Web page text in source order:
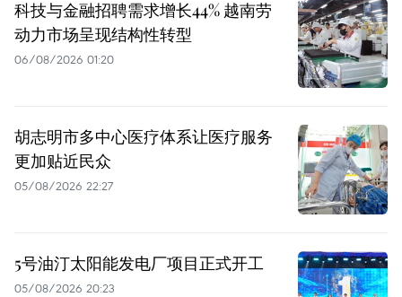
科技与金融招聘需求增长44% 越南劳
动力市场呈现结构性转型
06/08/2026 01:20
胡志明市多中心医疗体系让医疗服务
更加贴近民众
05/08/2026 22:27
5号油汀太阳能发电厂项目正式开工
05/08/2026 20:23